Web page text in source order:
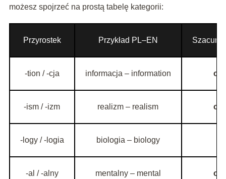
możesz spojrzeć na prostą tabelę kategorii:
Przyrostek Przykład PL–EN
-tion / -cja informacja – information
-ism / -izm realizm – realism
-logy / -logia biologia – biology
-al / -alny mentalny – mental